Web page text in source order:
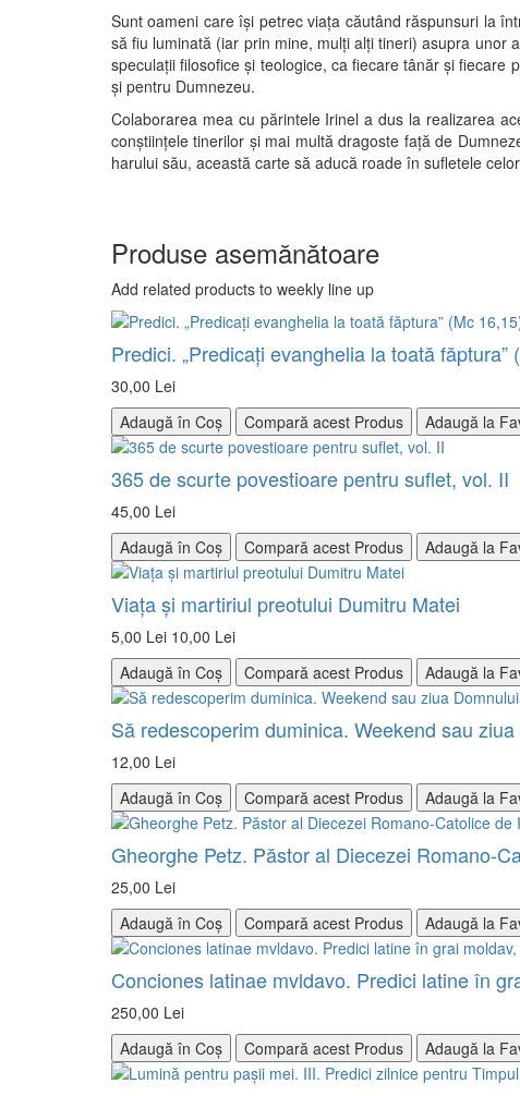
Sunt oameni care îşi petrec viaţa căutând răspunsuri la
să fiu luminată (iar prin mine, mulţi alţi tineri) asupra unor
speculaţii filosofice şi teologice, ca fiecare tânăr şi
şi pentru Dumnezeu.
Colaborarea mea cu părintele Irinel a dus la realizarea
conştiinţele tinerilor şi mai multă dragoste faţă de
harului său, această carte să aducă roade în sufletele
Produse asemănătoare
Add related products to weekly line up
Predici. „Predicaţi evanghelia la toată făptura”
30,00 Lei
Adaugă în Coș
Compară acest Produs Adaugă la
365 de scurte povestioare pentru suflet, vol. II
45,00 Lei
Adaugă în Coș
Compară acest Produs Adaugă la
Viaţa şi martiriul preotului Dumitru Matei
5,00 Lei 10,00 Lei
Adaugă în Coș
Compară acest Produs Adaugă la
Să redescoperim duminica. Weekend sau
12,00 Lei
Adaugă în Coș
Compară acest Produs Adaugă la
Gheorghe Petz. Păstor al Diecezei Romano-
25,00 Lei
Adaugă în Coș
Compară acest Produs Adaugă la
Conciones latinae mvldavo. Predici latine în
250,00 Lei
Adaugă în Coș
Compară acest Produs Adaugă la